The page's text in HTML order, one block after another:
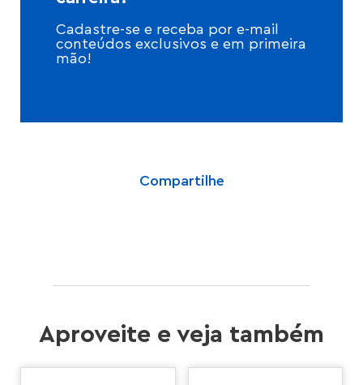
Cadastre-se e receba por e-mail
conteúdos exclusivos e em primeira
mão!
Compartilhe
Aproveite e veja também